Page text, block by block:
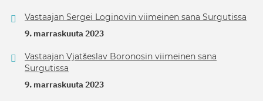
Vastaajan Sergei Loginovin viimeinen sana Surgutissa
9. marraskuuta 2023
Vastaajan Vjatšeslav Boronosin viimeinen sana
Surgutissa
9. marraskuuta 2023